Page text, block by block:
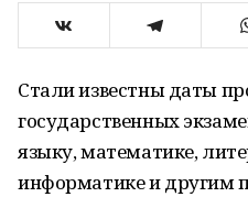
Стали известны даты
государственных
языку, математике,
информатике и другим